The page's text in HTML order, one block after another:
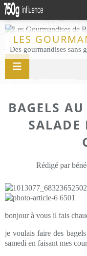
LES
BAGELS
SALADE
Rédigé par
bonjour à vous il fais
je voulais faire des
samedi en faisant mes